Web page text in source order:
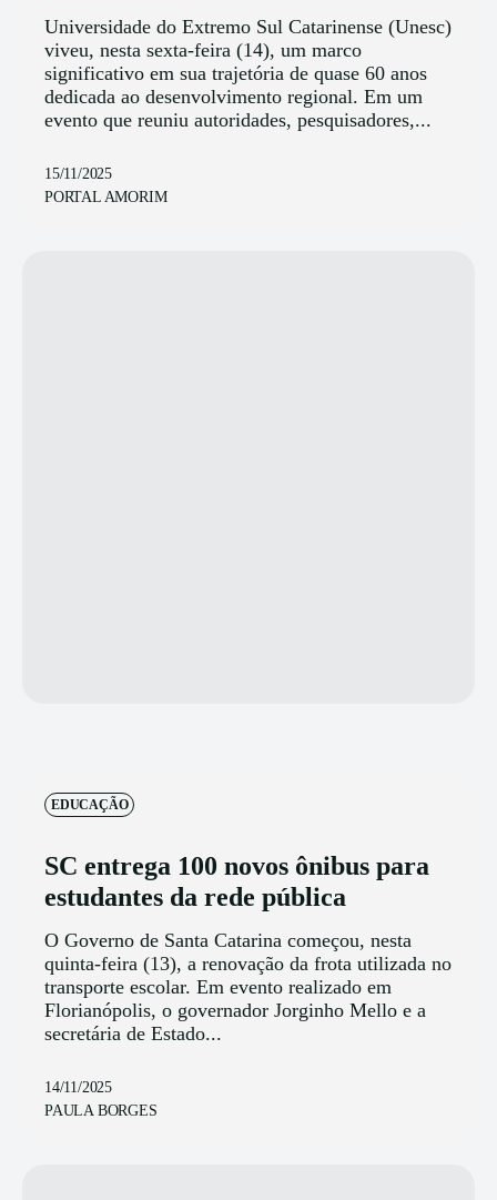
Universidade do Extremo Sul Catarinense (Unesc)
viveu, nesta sexta-feira (14), um marco
significativo em sua trajetória de quase 60 anos
dedicada ao desenvolvimento regional. Em um
evento que reuniu autoridades, pesquisadores,...
15/11/2025
PORTAL AMORIM
EDUCAÇÃO
SC entrega 100 novos ônibus para
estudantes da rede pública
O Governo de Santa Catarina começou, nesta
quinta-feira (13), a renovação da frota utilizada no
transporte escolar. Em evento realizado em
Florianópolis, o governador Jorginho Mello e a
secretária de Estado...
14/11/2025
PAULA BORGES